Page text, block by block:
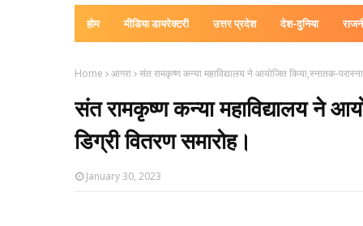
होम मीडिया डायरेक्टरी उत्तर प्रदेश देश-दुनिया
Home आगरा संत रामकृष्ण कन्या महाविद्यालय ने आयोजित किया,स्नातक-
संत रामकृष्ण कन्या महाविद्यालय ने
डिग्री वितरण समारोह।
January 30, 2023